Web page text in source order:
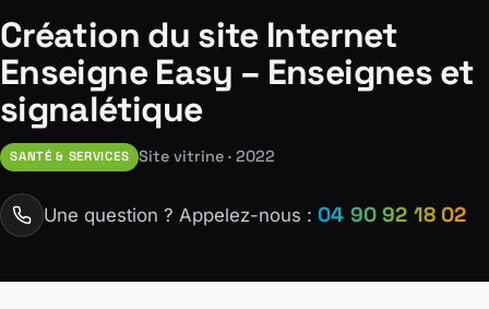
Création du site Internet
Enseigne Easy – Enseignes et
signalétique
SANTÉ & SERVICES Site vitrine · 2022
Une question ? Appelez-nous : 04 90 92 18 02